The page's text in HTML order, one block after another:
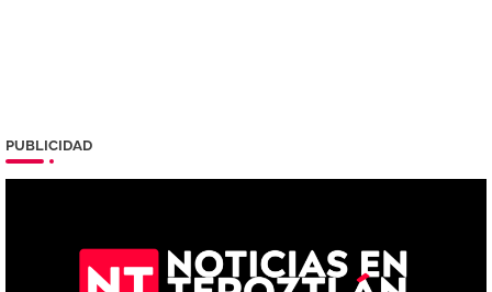
PUBLICIDAD